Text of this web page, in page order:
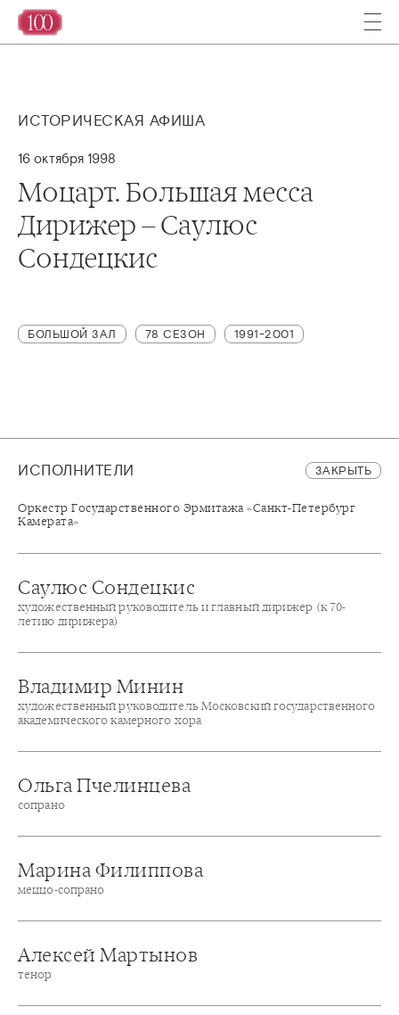
ИСТОРИЧЕСКАЯ АФИША
16 октября 1998
Моцарт. Большая месса
Дирижер – Саулюс
Сондецкис
БОЛЬШОЙ ЗАЛ 78 СЕЗОН 1991-2001
ИСПОЛНИТЕЛИ ЗАКРЫТЬ
Оркестр Государственного Эрмитажа «Санкт-Петербург
Камерата»
Саулюс Сондецкис
художественный руководитель и главный дирижер (к 70-
летию дирижера)
Владимир Минин
художественный руководитель Московский государственного
академического камерного хора
Ольга Пчелинцева
сопрано
Марина Филиппова
меццо-сопрано
Алексей Мартынов
тенор